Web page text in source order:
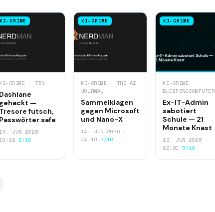
KI-CRIME
KI-CRIME · T3N
Dashlane
gehackt —
Tresore futsch,
Passwörter safe
14. JUN 2026 ·
10:19 2/10
KI-CRIME
KI-CRIME · THE AI
JOURNAL
Sammelklagen
gegen Microsoft
und Nano-X
14. JUN 2026 ·
04:19 2/10
KI-CRIME
KI-CRIME ·
BLEEPINGCOMPUTER
Ex-IT-Admin
sabotiert
Schule — 21
Monate Knast
13. JUN 2026 ·
22:20 5/10